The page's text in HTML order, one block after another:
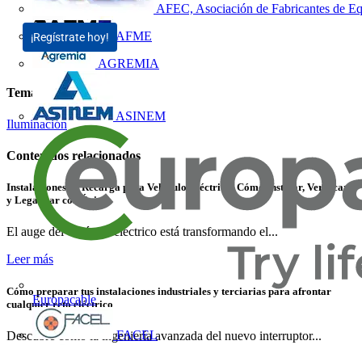
AFEC, Asociación de Fabricantes de
AFME
AGREMIA
ASINEM
Europacable
FACEL
¡Regístrate hoy!
Temas
Iluminación
Contenidos relacionados
Instalaciones de Recarga para Vehículo Eléctrico: Cómo Instalar, Verificar
y Legalizar con Éxito
El auge del vehículo eléctrico está transformando el...
Leer más
Cómo preparar tus instalaciones industriales y terciarias para afrontar
cualquier reto eléctrico
Descubre cómo la ingeniería avanzada del nuevo interruptor...